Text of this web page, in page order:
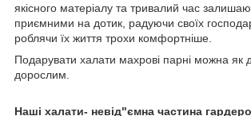
якісного матеріалу та тривалий час
приємними на дотик, радуючи своїх
роблячи їх життя трохи комфортніше.
Подарувати халати махрові парні можна як
дорослим.
Наші халати- невід"ємна частина